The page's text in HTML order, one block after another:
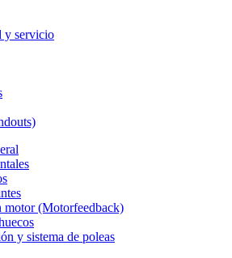
y servicio
motor (Motorfeedback)
y sistema de poleas